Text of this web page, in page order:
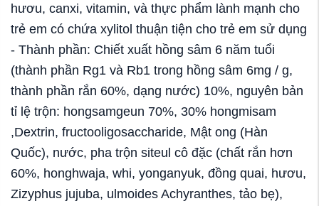
hươu, canxi, vitamin, và thực phẩm lành mạnh cho
trẻ em có chứa xylitol thuận tiện cho trẻ em sử dụng
- Thành phần: Chiết xuất hồng sâm 6 năm tuổi
(thành phần Rg1 và Rb1 trong hồng sâm 6mg / g,
thành phần rắn 60%, dạng nước) 10%, nguyên bản
tỉ lệ trộn: hongsamgeun 70%, 30% hongmisam
,Dextrin, fructooligosaccharide, Mật ong (Hàn
Quốc), nước, pha trộn siteul cô đặc (chất rắn hơn
60%, honghwaja, whi, yonganyuk, đồng quai, hươu,
Zizyphus jujuba, ulmoides Achyranthes, tảo bẹ),